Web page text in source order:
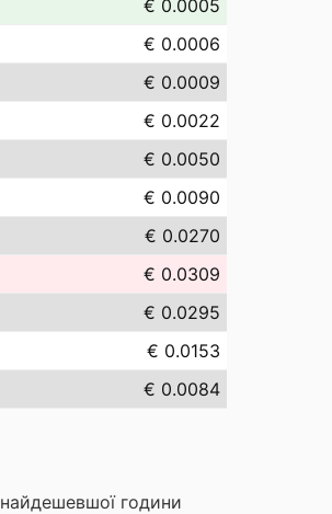
€ 0.0005
€ 0.0006
€ 0.0009
€ 0.0022
€ 0.0050
€ 0.0090
€ 0.0270
€ 0.0309
€ 0.0295
€ 0.0153
€ 0.0084
години